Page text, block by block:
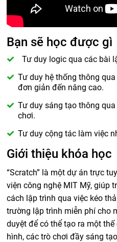
Bạn sẽ học được gì
Tư duy logic qua các bài
Tư duy hệ thống thông
đơn giản đến nâng cao.
Tư duy sáng tạo thông
chơi.
Tư duy cộng tác làm việc
Giới thiệu khóa học
“Scratch” là một dự án trực
viện công nghệ MIT Mỹ, giúp
cách lập trình qua việc kéo
trường lập trình miễn phí cho
duyệt để có thể tạo ra một
hình, các trò chơi đầy sáng